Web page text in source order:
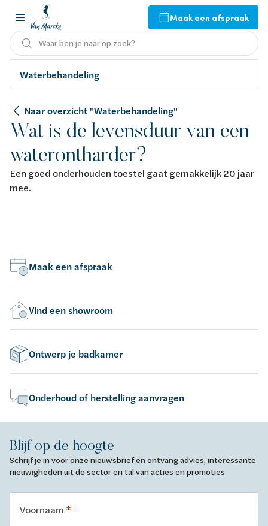
Maak een afspraak
Waar ben je naar op zoek?
Waterbehandeling
Naar overzicht "Waterbehandeling"
Wat is de levensduur van een
waterontharder?
Een goed onderhouden toestel gaat gemakkelijk 20 jaar
mee.
Maak een afspraak
Vind een showroom
Ontwerp je badkamer
Onderhoud of herstelling aanvragen
Blijf op de hoogte
Schrijf je in voor onze nieuwsbrief en ontvang advies, interessante
nieuwigheden uit de sector en tal van acties en promoties
Voornaam